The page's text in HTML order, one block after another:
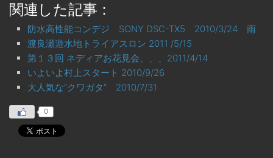
関連した記事：
防水高性能コンデジ SONY DSC-TX5 2010/3/24 雨
渡良瀬遊水地トライアスロン 2011 /5/15
第１３回 ネディアお花見会、、、2011/4/14
いよいよ村上スタート 2010/9/26
大人気な”クワガタ” 2010/7/31
0